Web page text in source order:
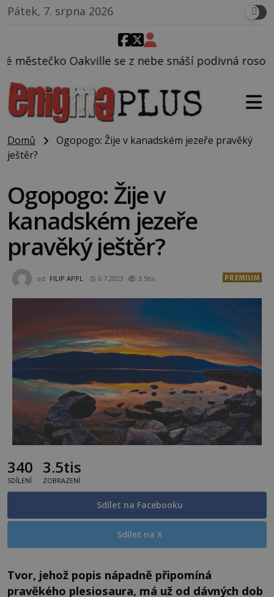
Pátek, 7. srpna 2026
z nebe snáší podivná rosolovitá látka neznámého
Domů
Ogopogo: Žije v kanadském jezeře pravěký
ještěr?
Ogopogo: Žije v
kanadském jezeře
pravěký ještěr?
od FILIP APPL 6.7.2023 3.5tis PREMIUM
340
SDÍLENÍ
3.5tis
ZOBRAZENÍ
Sdílet na Facebooku
Sdílet na X
Tvor, jehož popis nápadně připomíná
pravěkého plesiosaura, má už od dávných dob